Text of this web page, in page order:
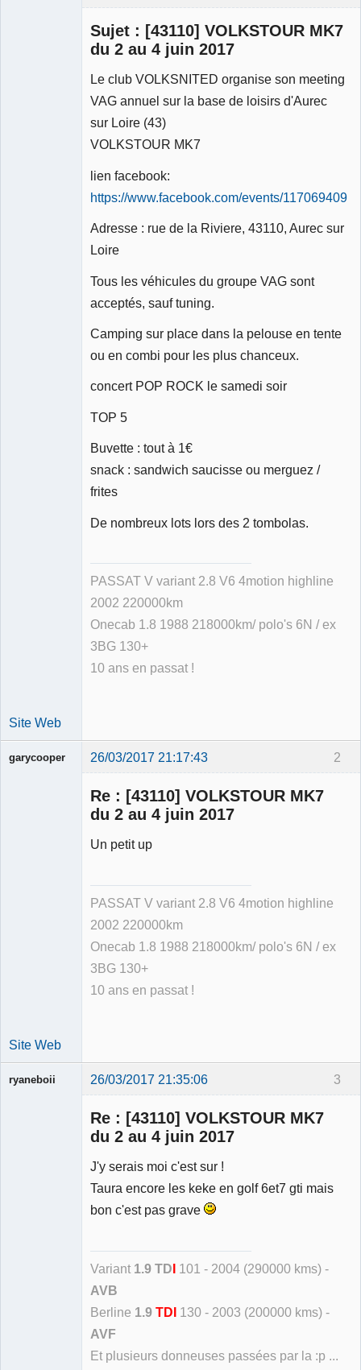
Sujet : [43110] VOLKSTOUR MK7
du 2 au 4 juin 2017
Le club VOLKSNITED organise son meeting
VAG annuel sur la base de loisirs d'Aurec
sur Loire (43)
VOLKSTOUR MK7
lien facebook:
https://www.facebook.com/events/
Adresse : rue de la Riviere, 43110, Aurec sur
Loire
Tous les véhicules du groupe VAG sont
acceptés, sauf tuning.
Camping sur place dans la pelouse en tente
ou en combi pour les plus chanceux.
concert POP ROCK le samedi soir
TOP 5
Buvette : tout à 1€
snack : sandwich saucisse ou merguez /
frites
De nombreux lots lors des 2 tombolas.
PASSAT V variant 2.8 V6 4motion highline
2002 220000km
Onecab 1.8 1988 218000km/ polo's 6N / ex
3BG 130+
10 ans en passat !
Site Web
2
garycooper 26/03/2017 21:17:43
Re : [43110] VOLKSTOUR MK7
du 2 au 4 juin 2017
Un petit up
PASSAT V variant 2.8 V6 4motion highline
2002 220000km
Onecab 1.8 1988 218000km/ polo's 6N / ex
3BG 130+
10 ans en passat !
Site Web
3
ryaneboii 26/03/2017 21:35:06
Re : [43110] VOLKSTOUR MK7
du 2 au 4 juin 2017
J'y serais moi c'est sur !
Taura encore les keke en golf 6et7 gti mais
bon c'est pas grave
Variant 1.9 TD 101 - 2004 (290000 kms) -
AVB
Berline 1.9 TDI 130 - 2003 (200000 kms) -
AVF
Et plusieurs donneuses passées par la :p ...